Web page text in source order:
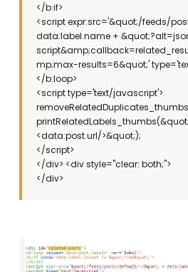
</b:if>
<script expr:src='&quot;/feeds/
data:label.name +
mp;max-results=6&quot;'
</b:loop>
<script type='text/javascript'>
printRelatedLabels_thumbs(&quot;
<data:post.url/>&quot;);
</script>
</div> <div style="clear: both;">
</div>